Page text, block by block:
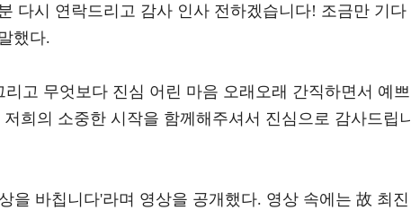
다시 연락드리고 감사 인사 전하겠습니다! 조금만 기다
했다.
고 무엇보다 진심 어린 마음 오래오래 간직하면서 예쁘
희의 소중한 시작을 함께해주셔서 진심으로 감사드립니
을 바칩니다'라며 영상을 공개했다. 영상 속에는 故 최진